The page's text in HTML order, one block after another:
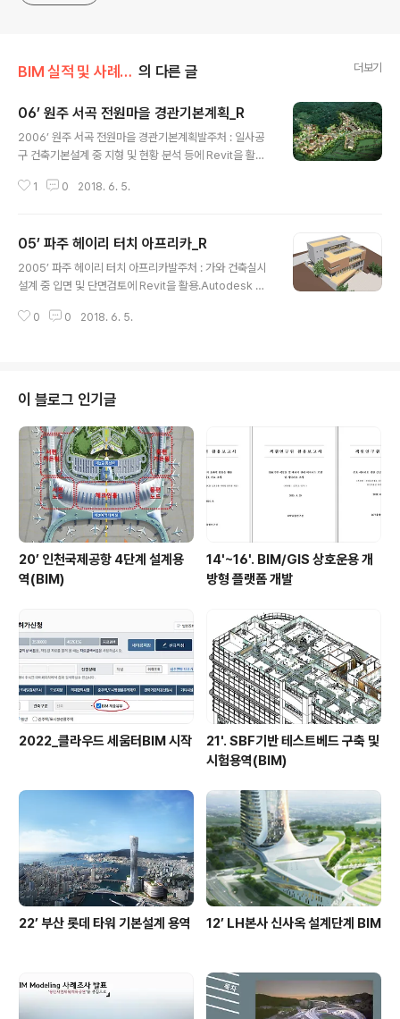
BIM 실적 및 사례/BIM 설계 및 용역 의 다른 글 더보기
06’ 원주 서곡 전원마을 경관기본계획_R
2006’ 원주 서곡 전원마을 경관기본계획발주처 : 일사공
구 건축기본설계 중 지형 및 현황 분석 등에 Revit을 활용.
도 등에 활용. 단독주택 [A360 자료 / 도면 / 이미지 입니
면 / 이미지 입니다.] [이미지 입니다.]
1 0 2018. 6. 5.
05’ 파주 헤이리 터치 아프리카_R
2005’ 파주 헤이리 터치 아프리카발주처 : 가와 건축실시
설계 중 입면 및 단면검토에 Revit을 활용.Autodesk De
니다.] [클라우드 렌던링 이미지 모듬]
0 0 2018. 6. 5.
이 블로그 인기글
20’ 인천국제공항 4단계 설계용
역(BIM)
14'~16'. BIM/GIS 상호운용 개
방형 플랫폼 개발
2022_클라우드 세움터BIM 시작
21'. SBF기반 테스트베드 구축 및
시험용역(BIM)
22’ 부산 롯데 타워 기본설계 용역 12’ LH본사 신사옥 설계단계 BIM